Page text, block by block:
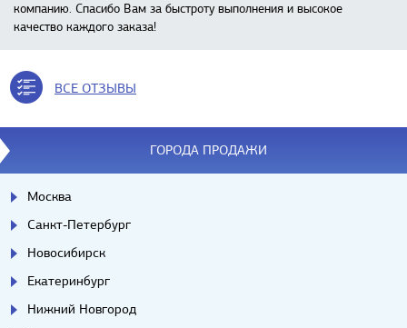
компанию. Спасибо Вам за быстроту выполнения и высокое
качество каждого заказа!
ВСЕ ОТЗЫВЫ
ГОРОДА ПРОДАЖИ
Москва
Санкт-Петербург
Новосибирск
Екатеринбург
Нижний Новгород